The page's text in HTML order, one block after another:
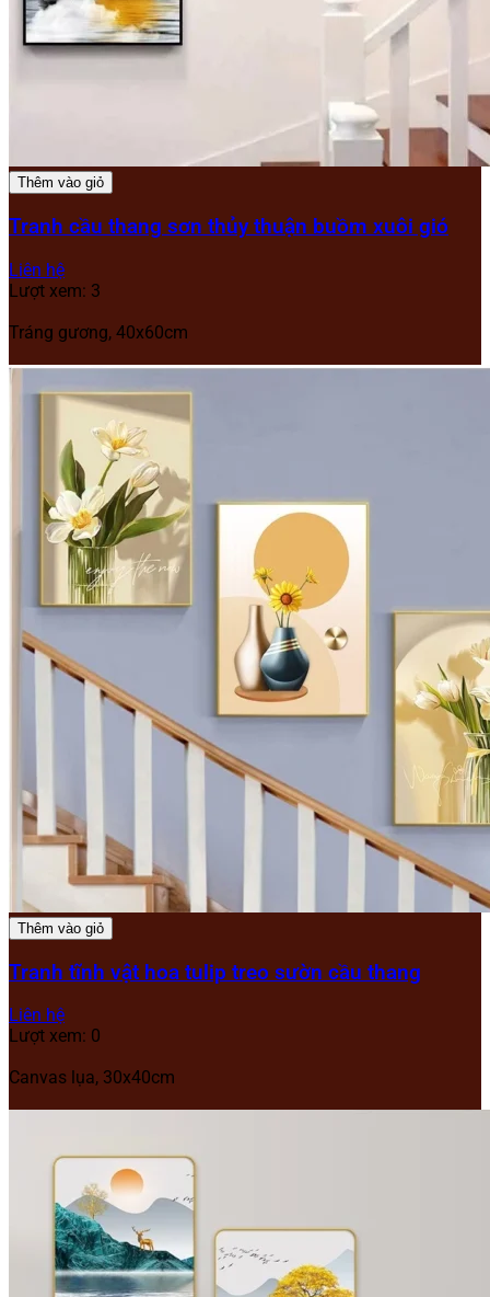
Thêm vào giỏ
Tranh cầu thang sơn thủy thuận buồm xuôi gió
Liên hệ
Lượt xem: 3
Tráng gương, 40x60cm
Thêm vào giỏ
Tranh tĩnh vật hoa tulip treo sườn cầu thang
Liên hệ
Lượt xem: 0
Canvas lụa, 30x40cm